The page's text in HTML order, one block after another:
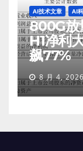
AI技术文章 AI
800G放
H1净利
飙77%
8 月 4,